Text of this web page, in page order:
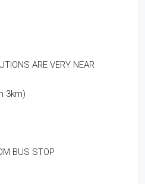
ARE VERY NEAR
3km)
BUS STOP